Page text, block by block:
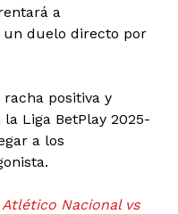
a
un duelo directo por
positiva y
Liga BetPlay 2025-
a los
Atlético Nacional vs